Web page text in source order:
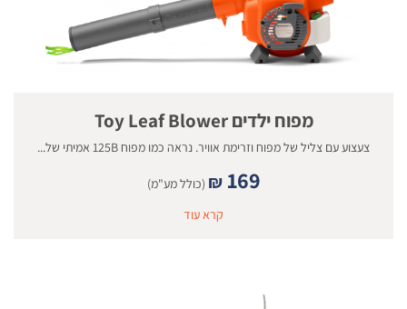
מפוח ילדים Toy Leaf Blower
צעצוע עם צליל של מפוח וזרימת אוויר. נראה כמו מפוח 125B אמיתי של...
₪ 169
(כולל מע"מ)
קרא עוד